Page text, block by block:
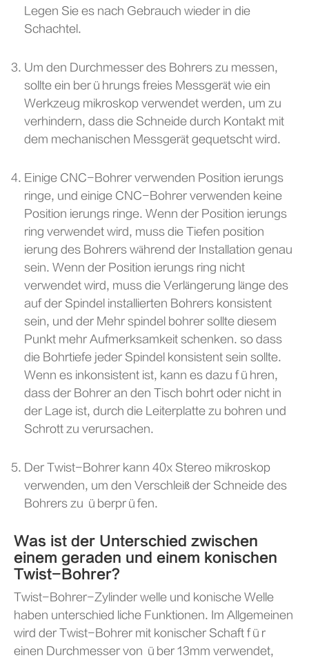
Legen Sie es nach Gebrauch wieder in die
Schachtel.
Um den Durchmesser des Bohrers zu messen,
sollte ein berührungs freies Messgerät wie ein
Werkzeug mikroskop verwendet werden, um zu
verhindern, dass die Schneide durch Kontakt mit
dem mechanischen Messgerät gequetscht wird.
Einige CNC-Bohrer verwenden Position ierungs
ringe, und einige CNC-Bohrer verwenden keine
Position ierungs ringe. Wenn der Position ierungs
ring verwendet wird, muss die Tiefen position
ierung des Bohrers während der Installation genau
sein. Wenn der Position ierungs ring nicht
verwendet wird, muss die Verlängerung länge des
auf der Spindel installierten Bohrers konsistent
sein, und der Mehr spindel bohrer sollte diesem
Punkt mehr Aufmerksamkeit schenken. so dass
die Bohrtiefe jeder Spindel konsistent sein sollte.
Wenn es inkonsistent ist, kann es dazu führen,
dass der Bohrer an den Tisch bohrt oder nicht in
der Lage ist, durch die Leiterplatte zu bohren und
Schrott zu verursachen.
Der Twist-Bohrer kann 40x Stereo mikroskop
verwenden, um den Verschleiß der Schneide des
Bohrers zu überprüfen.
Was ist der Unterschied zwischen
einem geraden und einem konischen
Twist-Bohrer?
Twist-Bohrer-Zylinder welle und konische Welle
haben unterschied liche Funktionen. Im Allgemeinen
wird der Twist-Bohrer mit konischer Schaft für
einen Durchmesser von über 13mm verwendet,